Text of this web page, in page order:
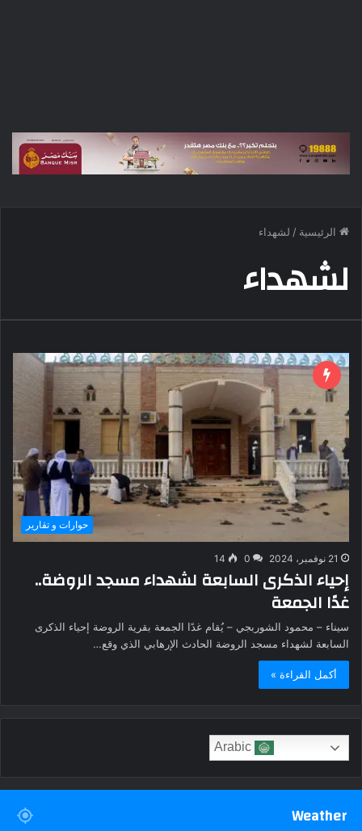
الرئيسية / لشهداء
لشهداء
حوارات و تقارير
21 نوفمبر، 2024 0
14
إحياء الذكرى السابعة لشهداء مسجد الروضة..
غدًا الجمعة
سيناء – محمود الشوربجي – يُقام غدًا الجمعة بقرية الروضة إحياء الذكرى
السابعة لشهداء مسجد الروضة الحادث الإرهابي الذي وقع…
أكمل القراءة »
Weather